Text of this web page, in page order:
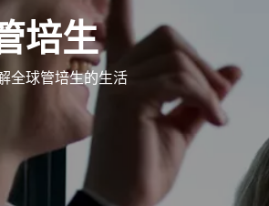
培生
全球管培生的生活